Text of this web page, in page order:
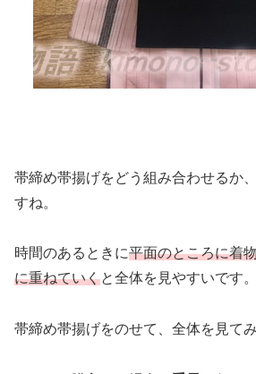
帯締め帯揚げをどう組み合わせるか
すね。
時間のあるときに平面のところに着
に重ねていくと全体を見やすいです。
帯締め帯揚げをのせて、全体を見てみ